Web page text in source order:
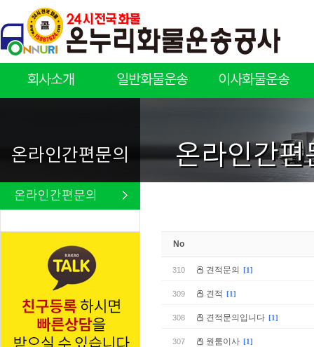
회사소개 일반화물운송 이사화물운송
온라인간편문의 온라인간편
온라인간편문의
No
310 견적문의 [1]
309 견적 [1]
308 견적문의입니다 [1]
307 원룸이사 [1]